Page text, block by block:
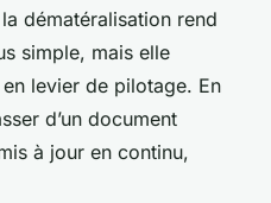
dématéralisation rend
simple, mais elle
levier de pilotage. En
d’un document
à jour en continu,